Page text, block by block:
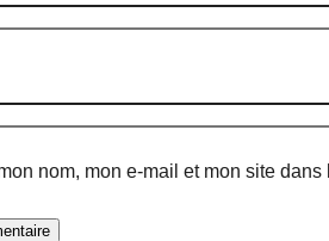
nom, mon e-mail et mon site